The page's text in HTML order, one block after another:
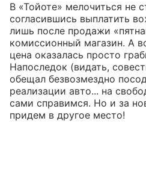
В «Тойоте» мелочиться не
согласившись выплатить
лишь после продажи
комиссионный магазин. А
цена оказалась просто
Напоследок (видать,
обещал безвозмездно
реализации авто... на
сами справимся. Но и за
придем в другое место!